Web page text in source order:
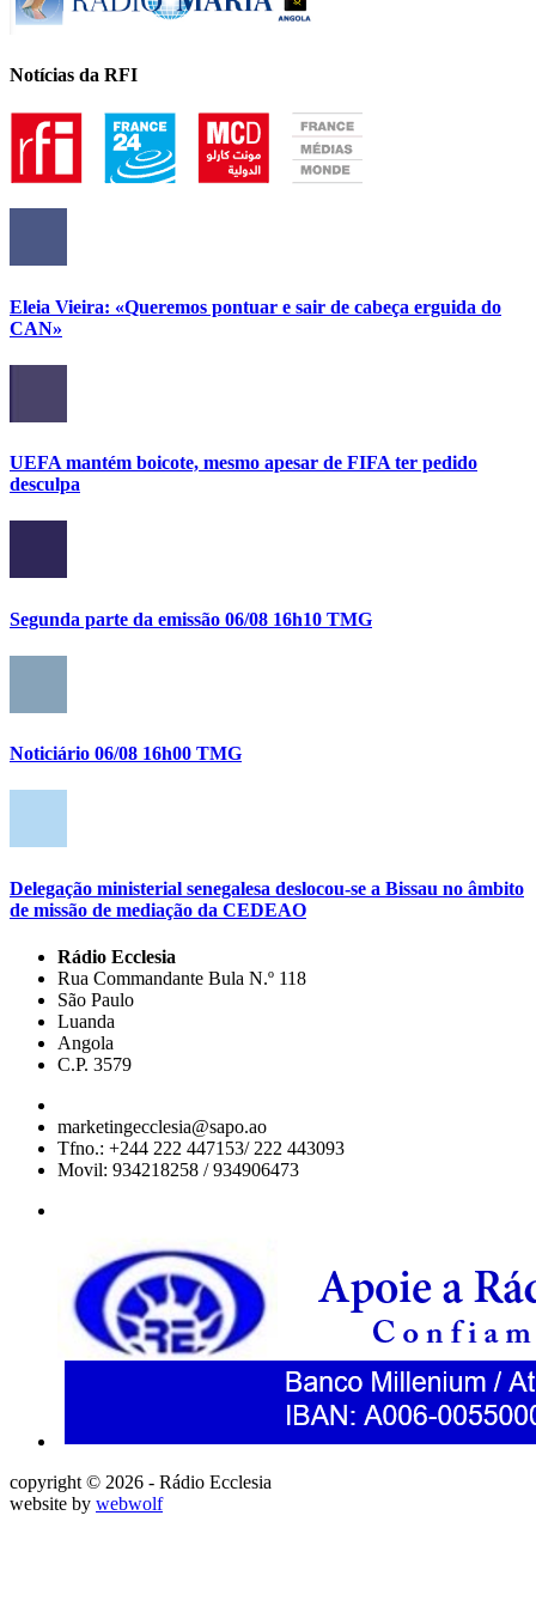
Notícias da RFI
Eleia Vieira: «Queremos pontuar e sair de cabeça erguida do
CAN»
UEFA mantém boicote, mesmo apesar de FIFA ter pedido
desculpa
Segunda parte da emissão 06/08 16h10 TMG
Noticiário 06/08 16h00 TMG
Delegação ministerial senegalesa deslocou-se a Bissau no âmbito
de missão de mediação da CEDEAO
Rádio Ecclesia
Rua Commandante Bula N.º 118
São Paulo
Luanda
Angola
C.P. 3579
marketingecclesia@sapo.ao
Tfno.: +244 222 447153/ 222 443093
Movil: 934218258 / 934906473
copyright © 2026 - Rádio Ecclesia
website by webwolf